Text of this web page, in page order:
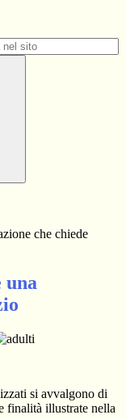
che chiede
una
si avvalgono di
finalità illustrate nella